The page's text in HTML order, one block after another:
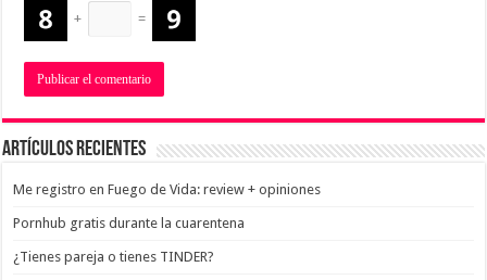
+ =
Artículos recientes
Me registro en Fuego de Vida: review + opiniones
Pornhub gratis durante la cuarentena
¿Tienes pareja o tienes TINDER?